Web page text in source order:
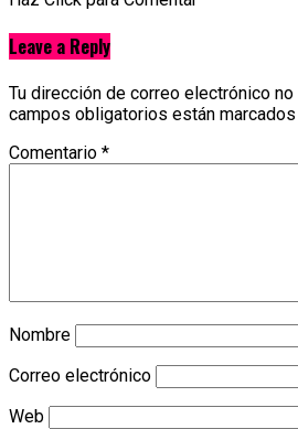
Leave a Reply
Tu dirección de correo electrónico no
campos obligatorios están
Comentario *
Nombre
Correo electrónico
Web